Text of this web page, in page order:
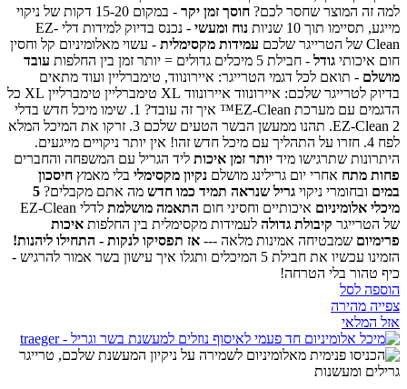
למה זה המוצר שחסר לכם? חוסך זמן יקר
- במקום 15-20 דקות של ניקוי
מייגע, תסיימו תוך 10 שניות
נוח ומעשי
- נכנס בדיוק למידות דלי EZ-
Clean של הטרייגר שלכם
עמידות מקסימלית - עשוי מאלומיניום קל וחסין
חום איכותי גודל - חבילת 5 מיכלים גדולים = יותר זמן בין החלפות
עובד
מושלם - תואם לכל דגמי הטרייגר: איירונווד, טימברליין ועוד מתאים
בדיוק לטרייגר שלכם: איירונווד איירונווד XL טימברליין טימברליין XL
כל
הדגמים עם מערכת EZ-Clean™
איך זה עובד?
1. שימו מיכל חדש בדלי
EZ-Clean 2. תהנו ממעשן הבשר הטעים שלכם
3. זרקו את המיכל המלא
לפח 4. חזרו על התהליך עם מיכל חדש
זהו! אין יותר ניקויים מייגעים.
היתרונות שתרגישו מיד יותר זמן איכות ליד הגריל עם המשפחה והחברים
פחות מתח אחרי יום גרילינג מושלם נקיון מקסימלי בלי מאמץ חיסכון
במים ובחומרי ניקוי גריל שנראה תמיד כמו חדש מה אתם מקבלים? 5
מיכלי אלומיניום איכותיים וחסיני חום התאמה מושלמת
לדלי EZ-Clean
של הטרייגר קיבולת גדולה לעמידות מקסימלית בין החלפות איכות
פרימיום שמבטיחה אמינות מלאה --- אז תפסיקו לנקות - התחילו ליהנות!
הזמינו עכשיו את חבילת 5 המיכלים ותגלו איך עישון בשר אמור להרגיש -
כיף טהור בלי הטרחה!
הוספה לסל
צפייה מהירה
אזל המלאי